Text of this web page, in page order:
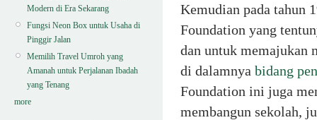
Modern di Era Sekarang
Fungsi Neon Box untuk Usaha di
Pinggir Jalan
Memilih Travel Umroh yang
Amanah untuk Perjalanan Ibadah
yang Tenang
more
Kemudian pada tahun
Foundation yang
dan untuk memajukan
di dalamnya bidang
Foundation ini juga
membangun sekolah,